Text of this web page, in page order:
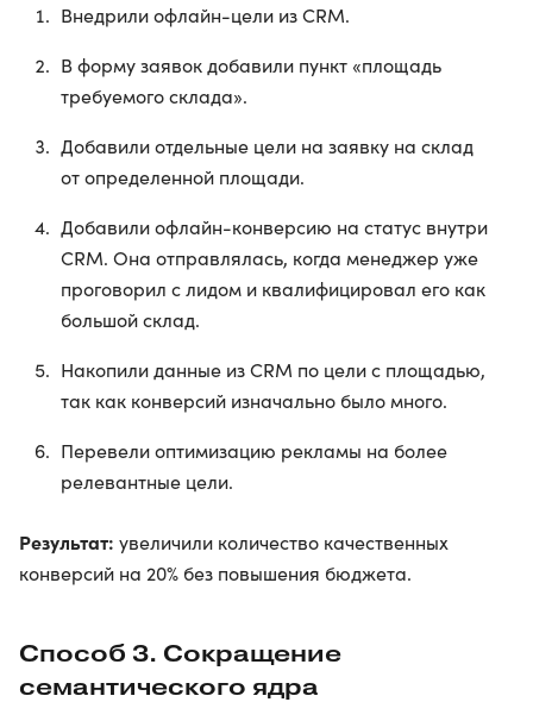
Внедрили офлайн-цели из CRM.
В форму заявок добавили пункт «площадь
требуемого склада».
Добавили отдельные цели на заявку на склад
от определенной площади.
Добавили офлайн-конверсию на статус внутри
CRM. Она отправлялась, когда менеджер уже
проговорил с лидом и квалифицировал его как
большой склад.
Накопили данные из CRM по цели с площадью,
так как конверсий изначально было много.
Перевели оптимизацию рекламы на более
релевантные цели.
Результат: увеличили количество качественных
конверсий на 20% без повышения бюджета.
Способ 3. Сокращение
семантического ядра